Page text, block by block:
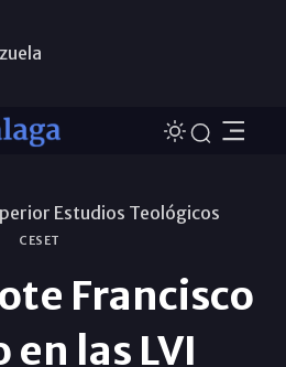
Estudios Teológicos
CESET
Francisco
en las LVI